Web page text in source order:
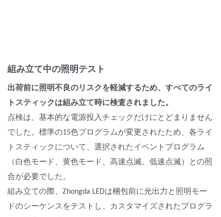
組み立て中の照明テスト
出荷前に照明不良のリスクを軽減するため、すべてのライ
トスティックは組み立て時に検査されました。
点検は、基本的な電源投入チェックだけにとどまりません
でした。標準の15色プログラムが変更されたため、各ライ
トスティックについて、選択されたイベントプログラム
（白色モード、黄色モード、高速点滅、低速点滅）との照
合が必要でした。
組み立ての際、Zhongda LEDは梱包前に光出力と照明モー
ドのシーケンスをテストし、カスタマイズされたプログラ